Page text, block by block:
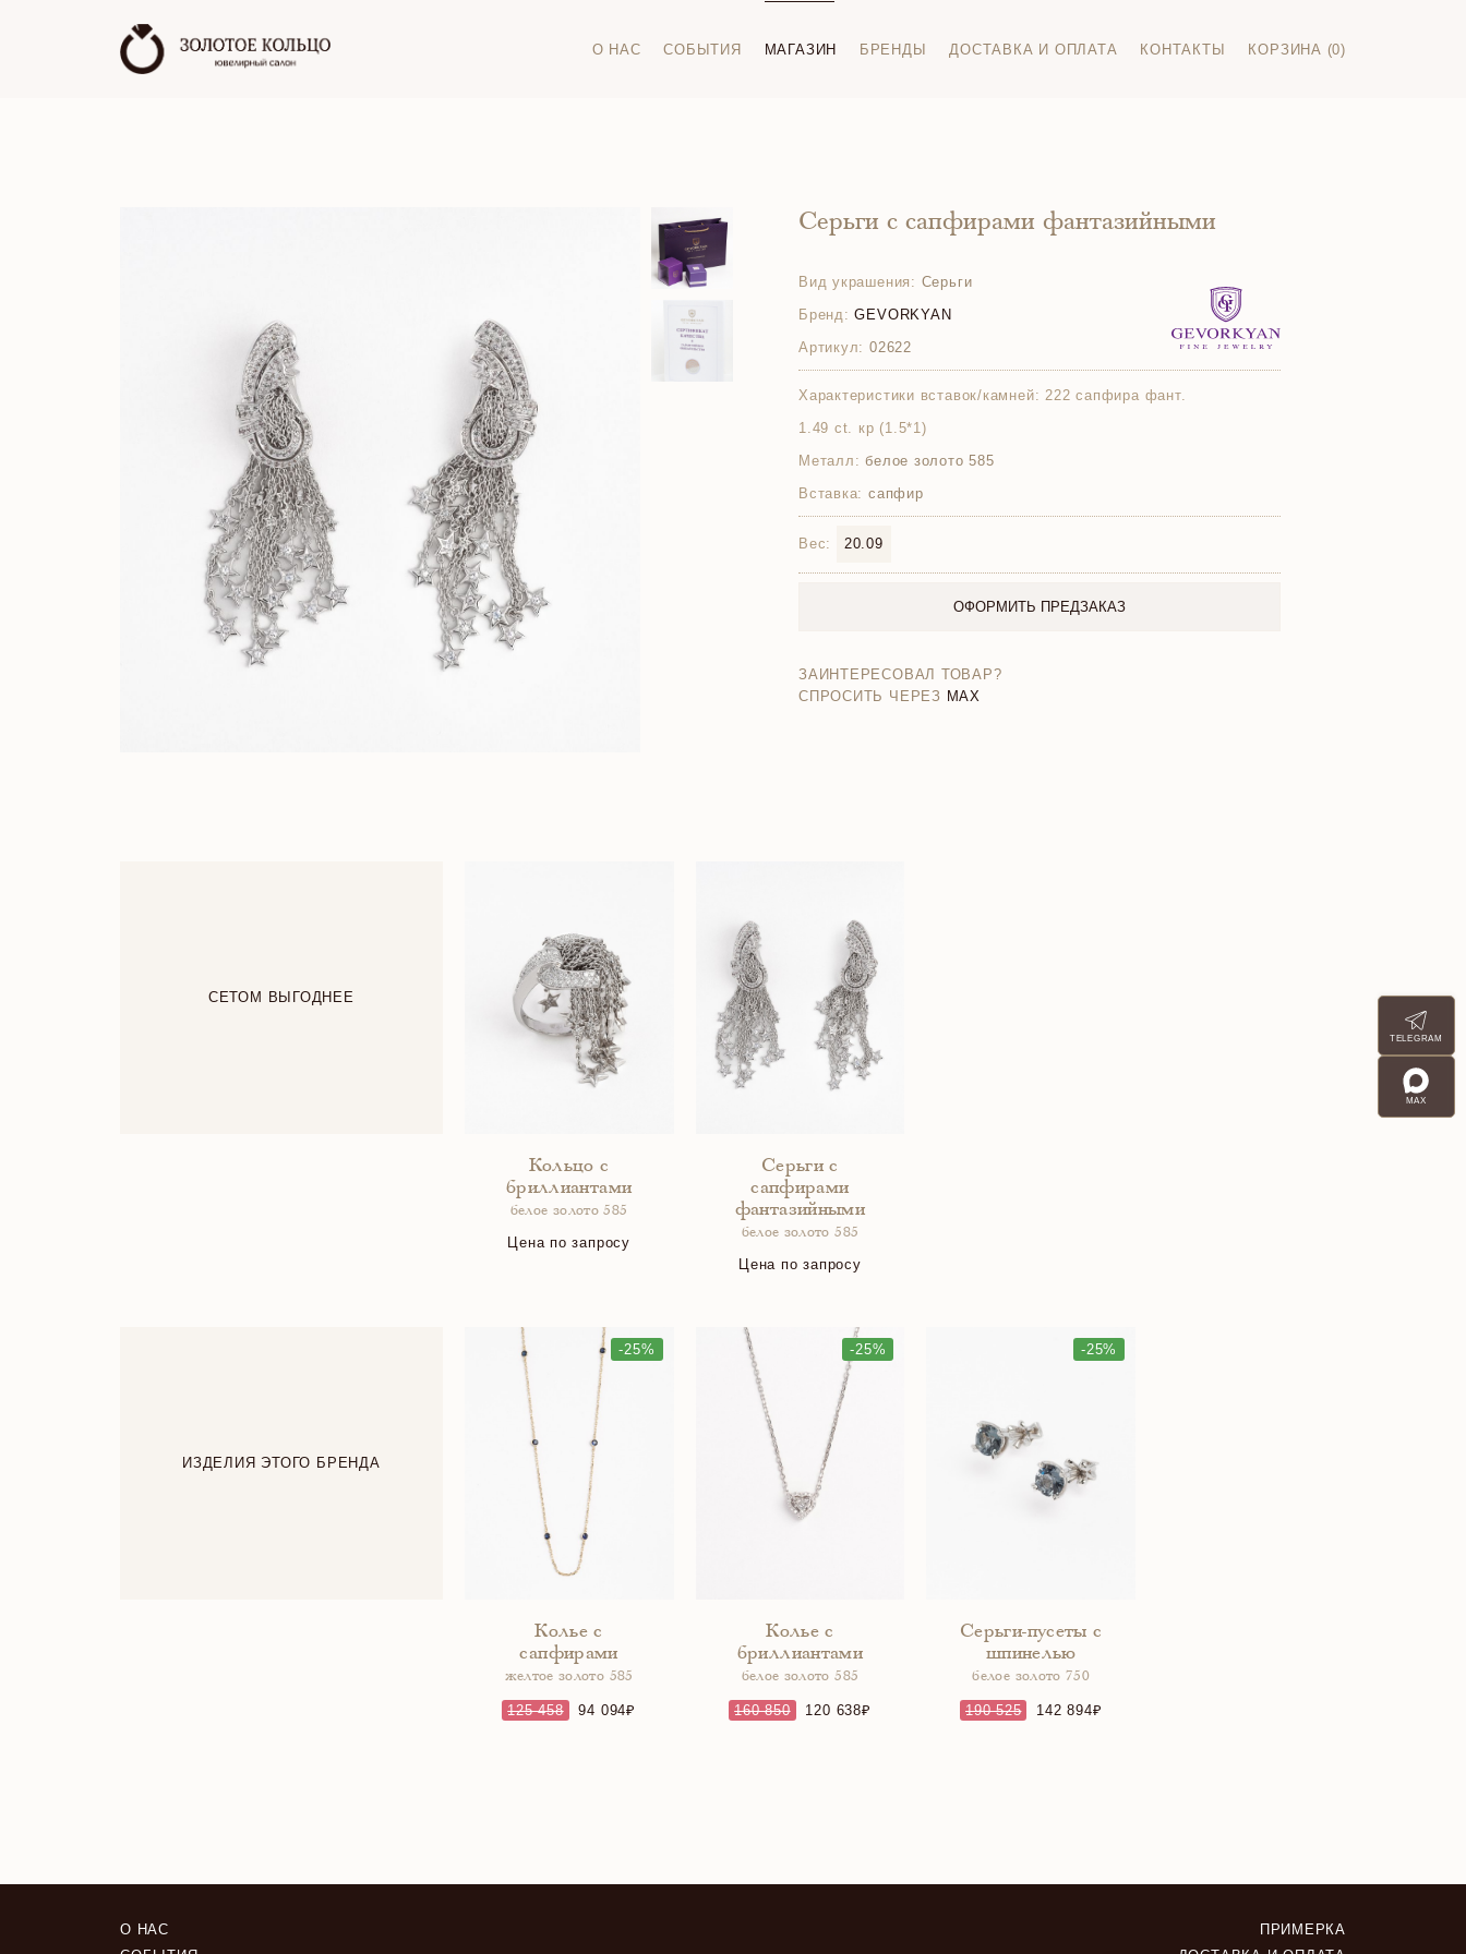
О НАС СОБЫТИЯ МАГАЗИН БРЕНДЫ ДОСТАВКА И ОПЛАТА КОНТАКТЫ КОРЗИНА (0)
Серьги с сапфирами фантазийными
Вид украшения: Серьги
Бренд: GEVORKYAN
Артикул: 02622
Характеристики вставок/камней: 222 сапфира фант.
1.49 ct. кр (1.5*1)
Металл: белое золото 585
Вставка: сапфир
Вес: 20.09
ОФОРМИТЬ ПРЕДЗАКАЗ
ЗАИНТЕРЕСОВАЛ ТОВАР?
СПРОСИТЬ ЧЕРЕЗ MAX
СЕТОМ ВЫГОДНЕЕ
Кольцо с
бриллиантами
белое золото 585
Цена по запросу
Серьги с
сапфирами
фантазийными
белое золото 585
Цена по запросу
ИЗДЕЛИЯ ЭТОГО БРЕНДА
-25%
Колье с
сапфирами
желтое золото 585
125 458 94 094
-25%
Колье с
бриллиантами
белое золото 585
160 850 120 638
-25%
Серьги-пусеты с
шпинелью
белое золото 750
190 525 142 894
TELEGRAM
MAX
О НАС
ПРИМЕРКА